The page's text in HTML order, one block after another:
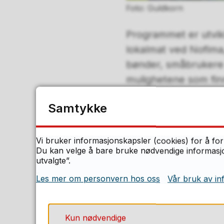
Guldkorn
Programmet er
lokalmat ved
bønder,
mulighetene som
Gjennom
skal blant annet
Rolvsøy, Dyre
representerer ulike
skape møteplasser
noe eget, men
Samtykke
Vi bruker informasjonskapsler (cookies) for å
Du kan velge å bare bruke nødvendige
utvalgte”.
Les mer om personvern hos oss
Vår bruk av
Kun nødvendige